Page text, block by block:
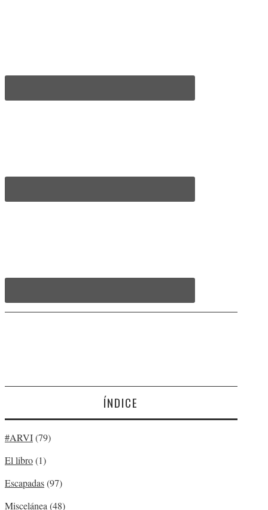
ÍNDICE
#ARVI(79)
El libro(1)
Escapadas(97)
Miscelánea (48)